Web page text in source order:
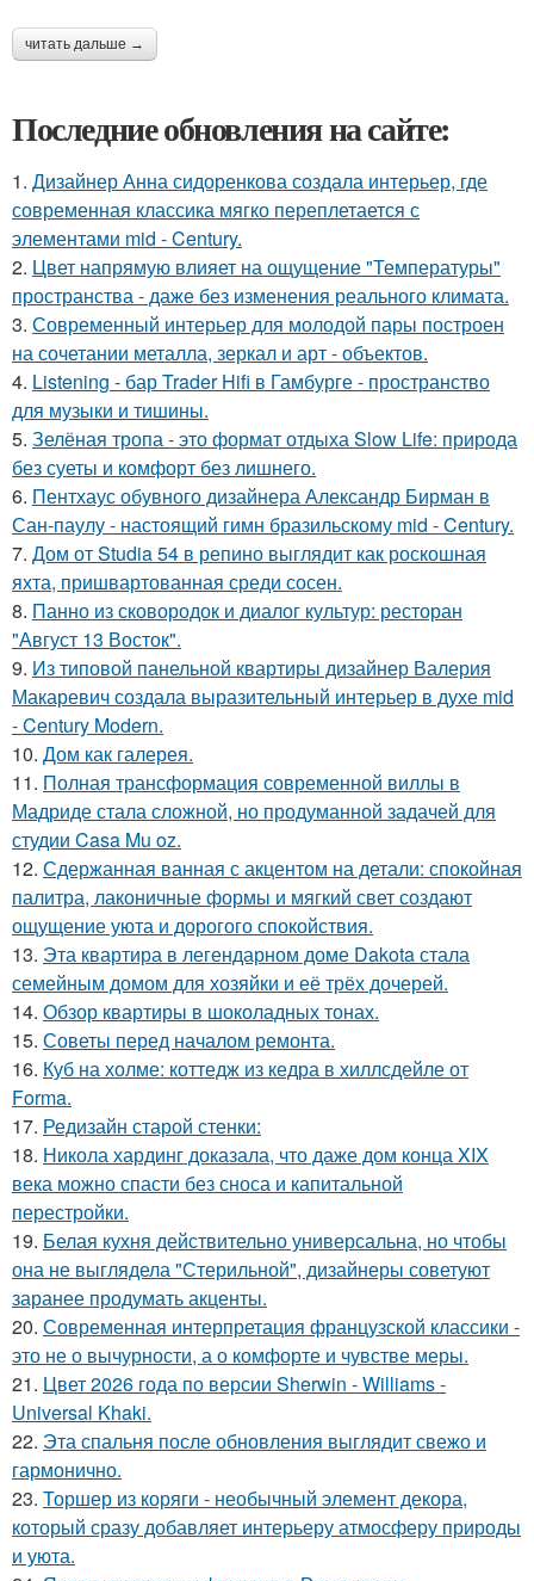
читать дальше →
Последние обновления на сайте:
1. Дизайнер Анна сидоренкова создала интерьер, где
современная классика мягко переплетается с
элементами mid - Century.
2. Цвет напрямую влияет на ощущение "Температуры"
пространства - даже без изменения реального климата.
3. Современный интерьер для молодой пары построен
на сочетании металла, зеркал и арт - объектов.
4. Listening - бар Trader Hifi в Гамбурге - пространство
для музыки и тишины.
5. Зелёная тропа - это формат отдыха Slow Life: природа
без суеты и комфорт без лишнего.
6. Пентхаус обувного дизайнера Александр Бирман в
Сан-паулу - настоящий гимн бразильскому mid - Century.
7. Дом от Studia 54 в репино выглядит как роскошная
яхта, пришвартованная среди сосен.
8. Панно из сковородок и диалог культур: ресторан
"Август 13 Восток".
9. Из типовой панельной квартиры дизайнер Валерия
Макаревич создала выразительный интерьер в духе mid
- Century Modern.
10. Дом как галерея.
11. Полная трансформация современной виллы в
Мадриде стала сложной, но продуманной задачей для
студии Casa Mu oz.
12. Сдержанная ванная с акцентом на детали: спокойная
палитра, лаконичные формы и мягкий свет создают
ощущение уюта и дорогого спокойствия.
13. Эта квартира в легендарном доме Dakota стала
семейным домом для хозяйки и её трёх дочерей.
14. Обзор квартиры в шоколадных тонах.
15. Советы перед началом ремонта.
16. Куб на холме: коттедж из кедра в хиллсдейле от
Forma.
17. Редизайн старой стенки:
18. Никола хардинг доказала, что даже дом конца XIX
века можно спасти без сноса и капитальной
перестройки.
19. Белая кухня действительно универсальна, но чтобы
она не выглядела "Стерильной", дизайнеры советуют
заранее продумать акценты.
20. Современная интерпретация французской классики -
это не о вычурности, а о комфорте и чувстве меры.
21. Цвет 2026 года по версии Sherwin - Williams -
Universal Khaki.
22. Эта спальня после обновления выглядит свежо и
гармонично.
23. Торшер из коряги - необычный элемент декора,
который сразу добавляет интерьеру атмосферу природы
и уюта.